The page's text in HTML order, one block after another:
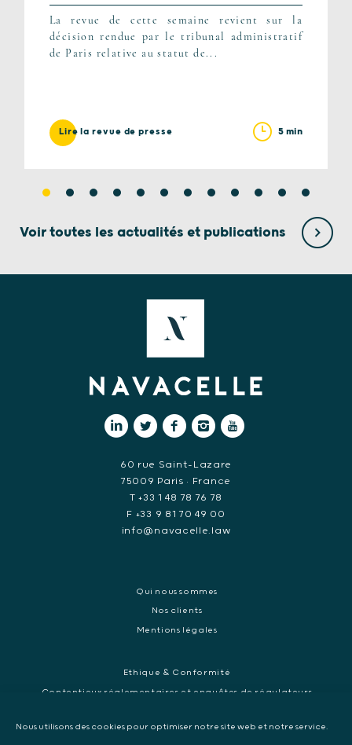
Nous utilisons des cookies pour optimiser notre site web et notre service.
La revue de cette semaine revient sur la
décision rendue par le tribunal administratif
de Paris relative au statut de...
Lire la revue de presse 5 min
Voir toutes les actualités et publications
60 rue Saint-Lazare
75009 Paris • France
T +33 1 48 78 76 78
F +33 9 81 70 49 00
info@navacelle.law
Qui nous sommes
Nos clients
Mentions légales
Ethique & Conformité
Contentieux réglementaires et enquêtes de régulateurs
Contentieux commercial international